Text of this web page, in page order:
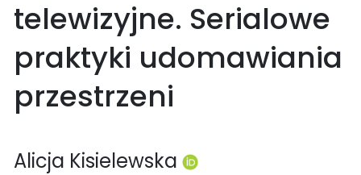
telewizyjne. Serialowe
praktyki udomawiania
przestrzeni
Alicja Kisielewska